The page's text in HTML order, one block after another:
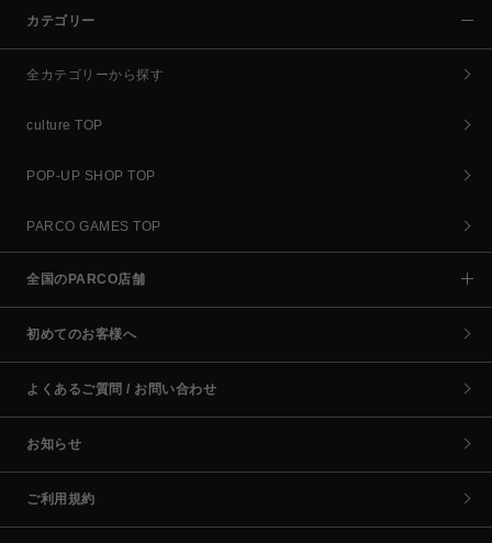
カテゴリー
全カテゴリーから探す
culture TOP
POP-UP SHOP TOP
PARCO GAMES TOP
全国のPARCO店舗
初めてのお客様へ
よくあるご質問 / お問い合わせ
お知らせ
ご利用規約